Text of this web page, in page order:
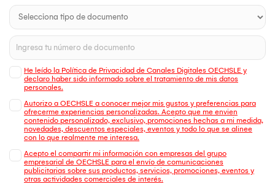
He leído la Política de Privacidad de Canales Digitales OECHSLE y
declaro haber sido informado sobre el tratamiento de mis datos
personales.
Autorizo a OECHSLE a conocer mejor mis gustos y preferencias para
ofrecerme experiencias personalizadas. Acepto que me envien
contenido personalizado, exclusivo, promociones hechas a mi medida,
novedades, descuentos especiales, eventos y todo lo que se alinee
con lo que realmente me interesa.
Acepto el compartir mi información con empresas del grupo
empresarial de OECHSLE para el envío de comunicaciones
publicitarias sobre sus productos, servicios, promociones, eventos y
otras actividades comerciales de interés.